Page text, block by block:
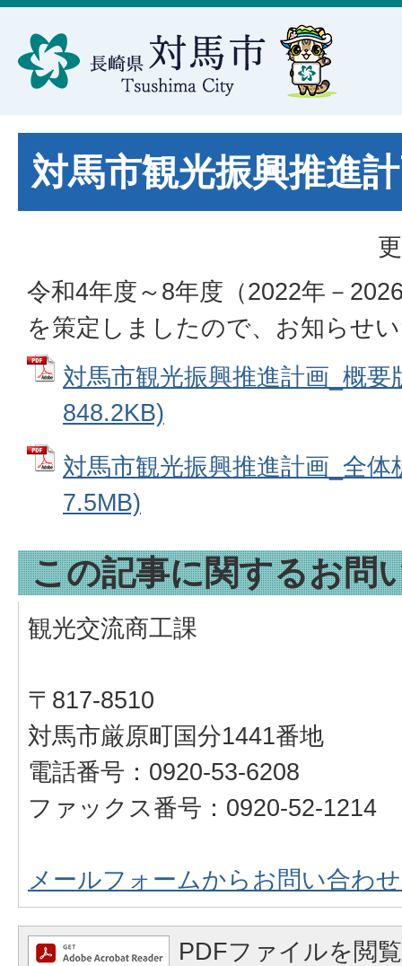
対馬市観光振興推進
令和4年度～8年度（2022年－
を策定しましたので、お知らせ
対馬市観光振興推進計画_概
848.2KB)
対馬市観光振興推進計画_全
7.5MB)
この記事に関するお問
観光交流商工課
〒817-8510
対馬市厳原町国分1441番地
電話番号：0920-53-6208
ファックス番号：0920-52-1214
メールフォームからお問い合わ
PDFファイルを閲